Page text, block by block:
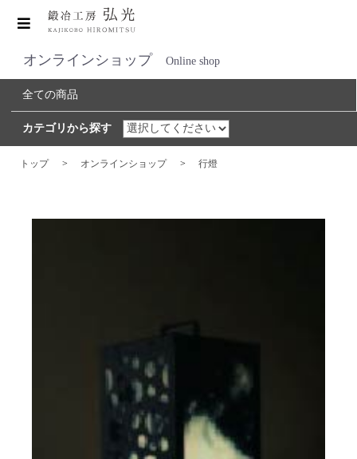
オンラインショップ Online shop
全ての商品
カテゴリから探す
トップ > オンラインショップ > 行燈